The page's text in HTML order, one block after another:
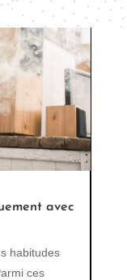
avec
habitudes
ces